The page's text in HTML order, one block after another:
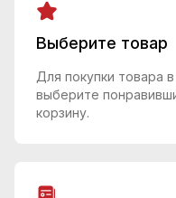
Выберите товар
Для покупки товара
выберите
корзину.